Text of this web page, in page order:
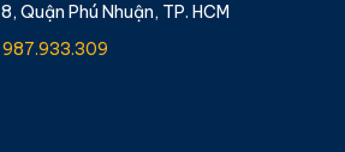
Quận Phú Nhuận, TP. HCM